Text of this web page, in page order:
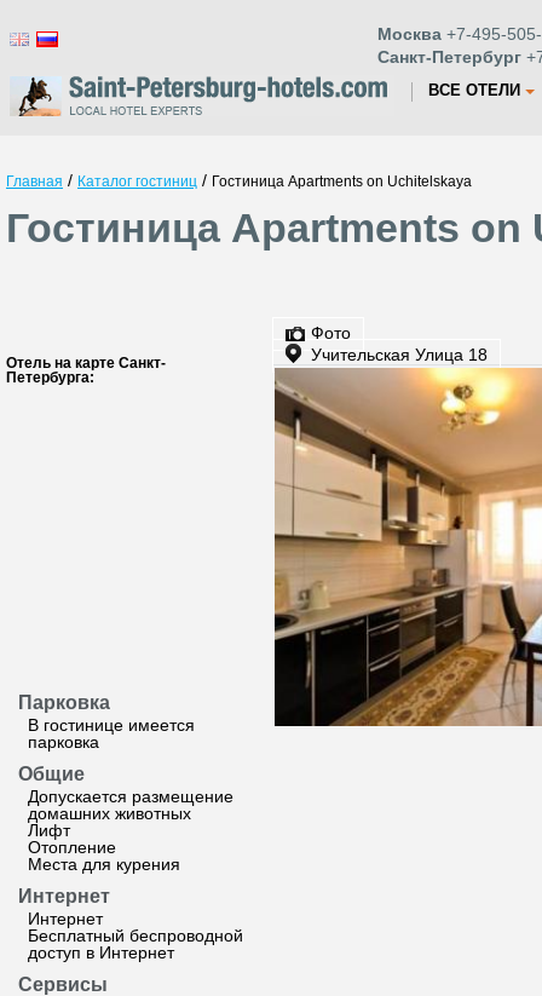
Москва +7-495-
Санкт-Петербург
ВСЕ ОТЕЛИ
Главная / Каталог гостиниц / Гостиница Apartments on Uchitelskaya
Гостиница Apartments on
Отель на карте Санкт-
Петербурга:
Парковка
В гостинице имеется
парковка
Общие
Допускается размещение
домашних животных
Лифт
Отопление
Места для курения
Интернет
Интернет
Бесплатный беспроводной
доступ в Интернет
Сервисы
Фото
Учительская Улица 18